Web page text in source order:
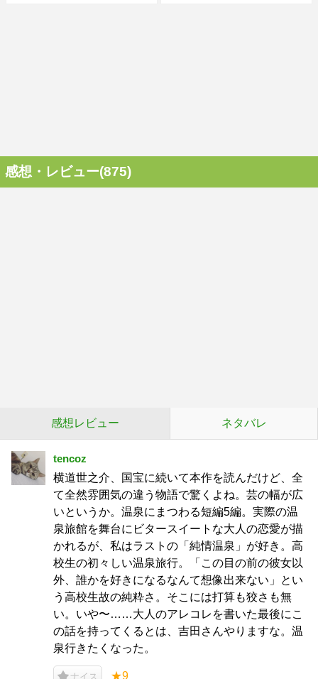
感想・レビュー(875)
感想レビュー ネタバレ
tencoz
横道世之介、国宝に続いて本作を読んだけど、全
て全然雰囲気の違う物語で驚くよね。芸の幅が広
いというか。温泉にまつわる短編5編。実際の温
泉旅館を舞台にビタースイートな大人の恋愛が描
かれるが、私はラストの「純情温泉」が好き。高
校生の初々しい温泉旅行。「この目の前の彼女以
外、誰かを好きになるなんて想像出来ない」とい
う高校生故の純粋さ。そこには打算も狡さも無
い。いや〜……大人のアレコレを書いた最後にこ
の話を持ってくるとは、吉田さんやりますな。温
泉行きたくなった。
ナイス ★9